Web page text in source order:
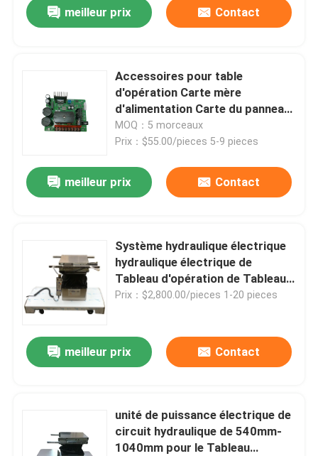
meilleur prix Contact
Accessoires pour table
d'opération Carte mère
d'alimentation Carte du panneau
principal électrique
MOQ：5 morceaux
Prix：$55.00/pieces 5-9 pieces
meilleur prix Contact
Système hydraulique électrique
hydraulique électrique de
Tableau d'opération de Tableau
d'opération de circuit
Prix：$2,800.00/pieces 1-20 pieces
meilleur prix Contact
unité de puissance électrique de
circuit hydraulique de 540mm-
1040mm pour le Tableau